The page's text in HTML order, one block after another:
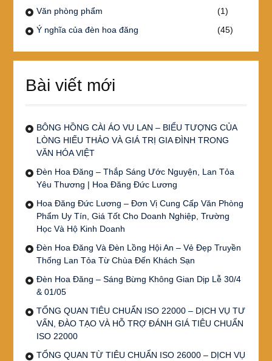
Văn phòng phẩm
(1)
Ý nghĩa của đèn hoa đăng
(45)
Bài viết mới
BÔNG HỒNG CÀI ÁO VU LAN – BIỂU TƯỢNG CỦA
LÒNG HIẾU THẢO VÀ GIÁ TRỊ GIA ĐÌNH TRONG
VĂN HÓA VIỆT
Đèn Hoa Đăng – Thắp Sáng Ước Nguyện, Lan Tỏa
Yêu Thương | Hoa Đăng Đức Lương
Hoa Đăng Đức Lương – Đơn Vị Cung Cấp Văn Phòng
Phẩm Uy Tín, Giá Tốt Cho Doanh Nghiệp, Trường
Học Và Hộ Kinh Doanh
Đèn Hoa Đăng Và Đèn Lồng Hội An – Vẻ Đẹp Truyền
Thống Lan Tỏa Từ Chùa Đến Khách Sạn
Đèn Hoa Đăng – Sáng Bừng Không Gian Dịp Lễ 30/4
& 01/05
TỔNG QUAN TIÊU CHUẨN ISO 22000 – DỊCH VỤ TƯ
VẤN, ĐÀO TẠO VÀ HỖ TRỢ ĐÁNH GIÁ TIÊU CHUẨN
ISO 22000
TỔNG QUAN TỪ TIÊU CHUẨN ISO 26000 – DỊCH VỤ